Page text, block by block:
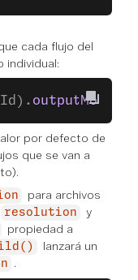
cada flujo del
individual:
outputMode
por defecto de
que se van a
para archivos
resolution
y
propiedad a
lanzará un
.